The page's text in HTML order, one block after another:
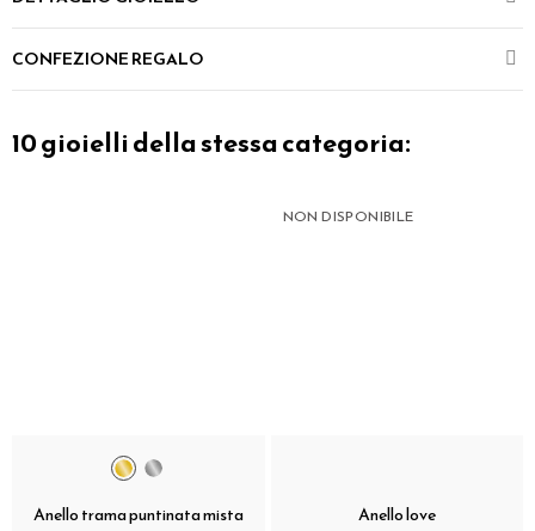
CONFEZIONE REGALO
10 gioielli della stessa categoria:
Anello trama puntinata mista
NON DISPONIBILE
Anello love